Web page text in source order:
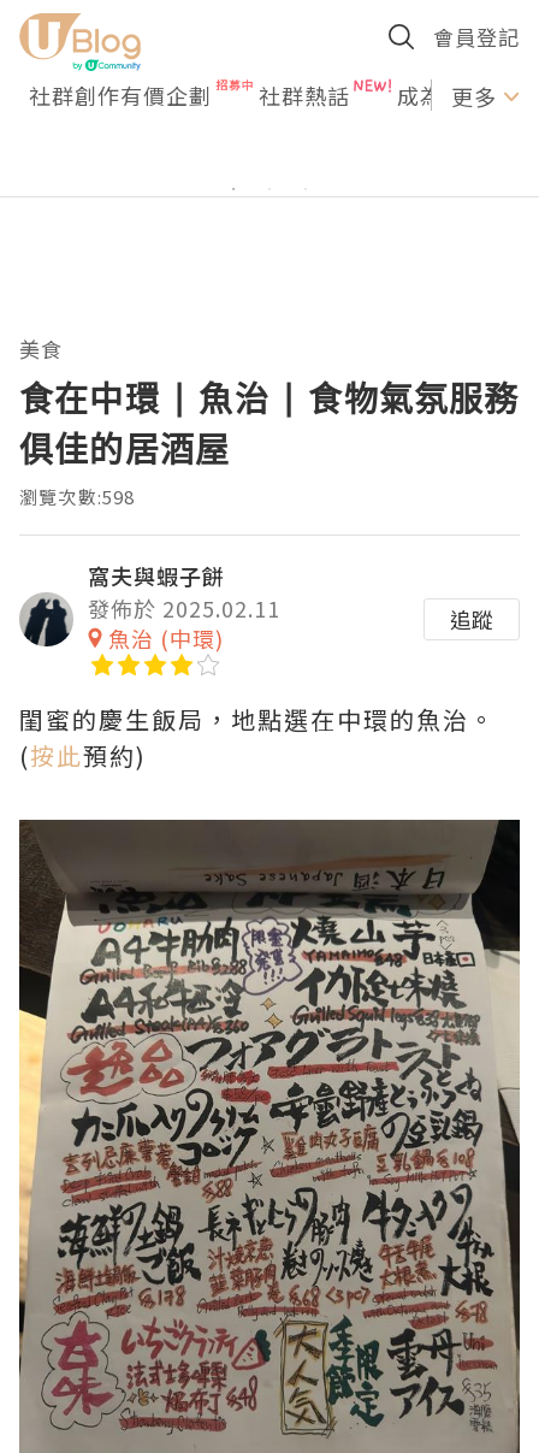
會員登記
社群創作有價企劃 社群熱話 成為U更多
美食
食在中環 | 魚治 | 食物氣氛服務
俱佳的居酒屋
瀏覽次數:598
窩夫與蝦子餅
發佈於 2025.02.11
魚治 (中環)
追蹤
閨蜜的慶生飯局，地點選在中環的魚治。
(按此預約)